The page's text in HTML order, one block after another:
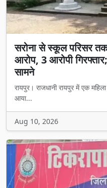
सरोना से स्कूल परिसर
आरोप, 3 आरोपी
सामने
रायपुर। राजधानी रायपुर में एक
आया...
Aug 10, 2026